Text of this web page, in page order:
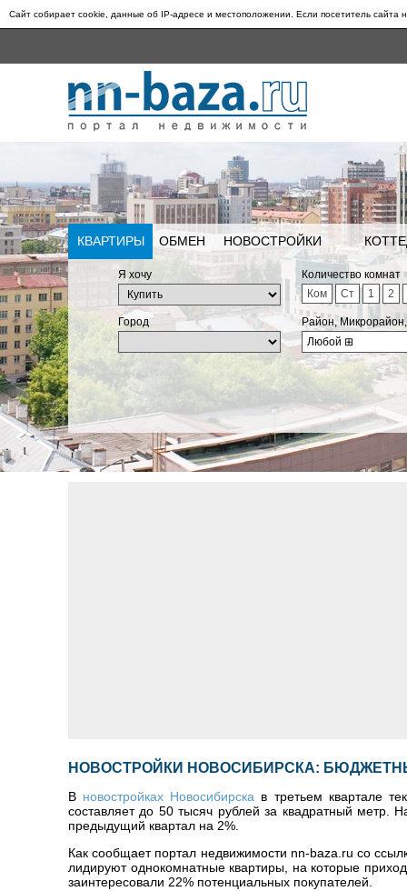
Сайт собирает cookie, данные об IP-адресе и местоположении. Если посетитель сайта
КВАРТИРЫ ОБМЕН НОВОСТРОЙКИ
Я хочу
Количество комнат
Ком
Ст 1 2
Город
Район,
Любой ⊞
НОВОСТРОЙКИ НОВОСИБИРСКА:
В новостройках Новосибирска в третьем квартале
составляет до 50 тысяч рублей за квадратный метр.
предыдущий квартал на 2%.
Как сообщает портал недвижимости nn-baza.ru со
лидируют однокомнатные квартиры, на которые
заинтересовали 22% потенциальных покупателей.